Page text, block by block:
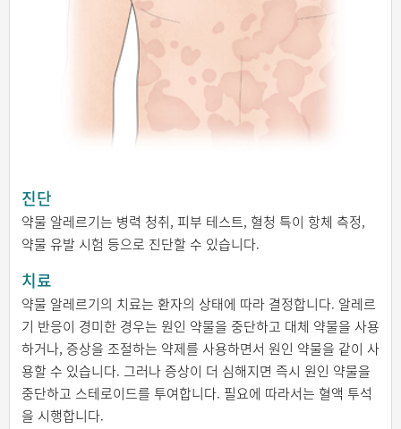
진단
약물 알레르기는 병력 청취, 피부 테스트, 혈청 특이 항체 측정,
약물 유발 시험 등으로 진단할 수 있습니다.
치료
약물 알레르기의 치료는 환자의 상태에 따라 결정합니다. 알레르
기 반응이 경미한 경우는 원인 약물을 중단하고 대체 약물을 사용
하거나, 증상을 조절하는 약제를 사용하면서 원인 약물을 같이 사
용할 수 있습니다. 그러나 증상이 더 심해지면 즉시 원인 약물을
중단하고 스테로이드를 투여합니다. 필요에 따라서는 혈액 투석
을 시행합니다.